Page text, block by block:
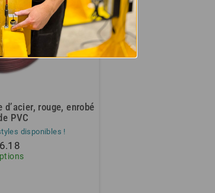
rouge, enrobé
PVC
disponibles !